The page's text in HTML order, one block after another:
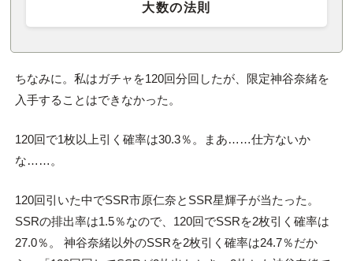
大数の法則
ちなみに。私はガチャを120回分回したが、限定神谷奈緒を
入手することはできなかった。
120回で1枚以上引く確率は30.3％。まあ……仕方ないか
な……。
120回引いた中でSSR市原仁奈とSSR星輝子が当たった。
SSRの排出率は1.5％なので、120回でSSRを2枚引く確率は
27.0％。 神谷奈緒以外のSSRを2枚引く確率は24.7％だか